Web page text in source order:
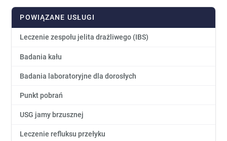
POWIĄZANE USŁUGI
Leczenie zespołu jelita drażliwego (IBS)
Badania kału
Badania laboratoryjne dla dorosłych
Punkt pobrań
USG jamy brzusznej
Leczenie refluksu przełyku